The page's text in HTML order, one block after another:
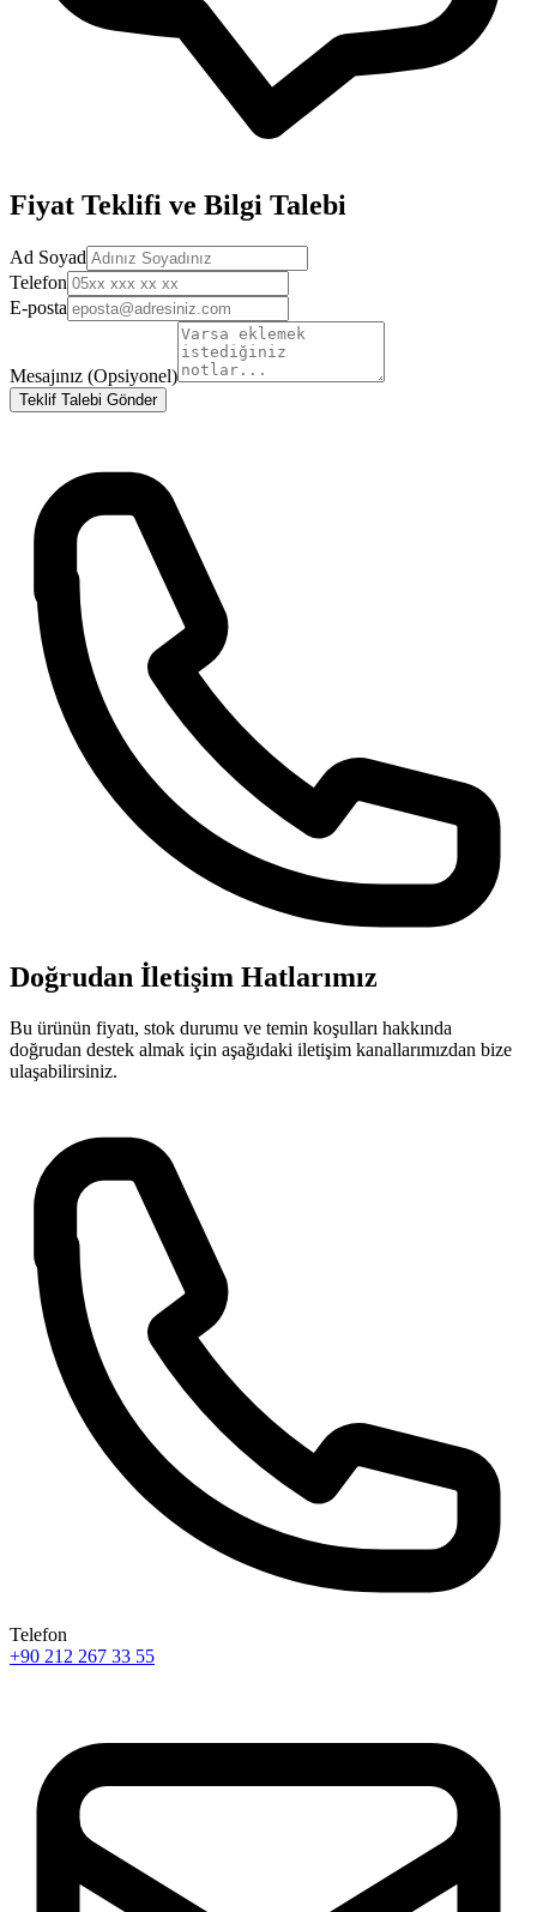
Fiyat Teklifi ve Bilgi Talebi
Ad Soyad
Telefon
E-posta
Mesajınız (Opsiyonel)
Teklif Talebi Gönder
Doğrudan İletişim Hatlarımız
Bu ürünün fiyatı, stok durumu ve temin koşulları hakkında
doğrudan destek almak için aşağıdaki iletişim kanallarımızdan bize
ulaşabilirsiniz.
Telefon
+90 212 267 33 55